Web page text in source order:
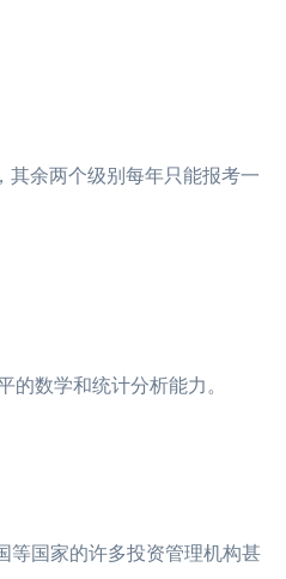
余两个级别每年只能报考一
数学和统计分析能力。
等国家的许多投资管理机构甚